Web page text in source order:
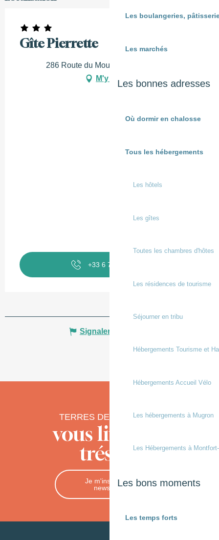
Les boulangeries,
Les marchés
Les bonnes adresses
Où dormir en chalosse
Tous les hébergements
Les hôtels
Les gîtes
Toutes les chambres d'hôtes
Les résidences de tourisme
Séjourner en tribu
Hébergements Tourisme et
Hébergements Accueil Vélo
Les hébergements à Mugron
Les Hébergements à
Les bons moments
Les temps forts
Gîte Pierrette
286 Route du Moulin, 40380 Cassen
M'y rendre
+33 6 73 36 80
Signaler une erreur
TERRES DE CHALOSSE
vous livre ses
trésors
Je m'inscris à la
newsletter